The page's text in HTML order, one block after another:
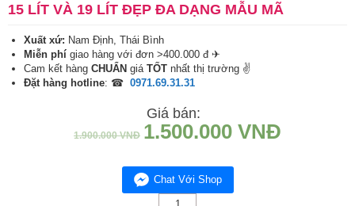
15 LÍT VÀ 19 LÍT ĐẸP ĐA DẠNG MẪU MÃ
Xuất xứ: Nam Định, Thái Bình
Miễn phí giao hàng với đơn >400.000 đ ✈
Cam kết hàng CHUẨN giá TỐT nhất thị trường ✌
Đặt hàng hotline: ☎ 0971.69.31.31
Giá bán:
1.900.000VNĐ 1.500.000 VNĐ
Chat Với Shop
Các